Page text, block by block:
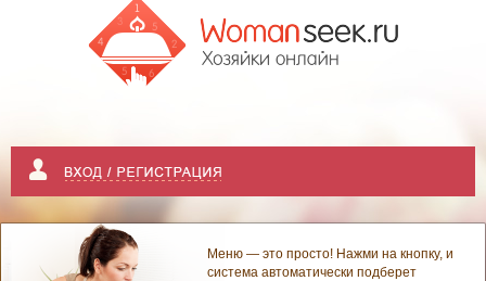
Меню — это просто! Нажми на кнопку, и
система автоматически подберет